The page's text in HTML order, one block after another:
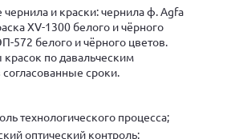
и краски: чернила ф. Agfa
XV-1300 белого и чёрного
572 белого и чёрного цветов.
по давальческим
сроки.
технологического процесса;
оптический контроль;